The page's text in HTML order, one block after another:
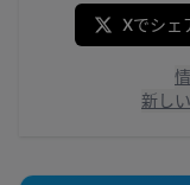
Xでシェ
新し